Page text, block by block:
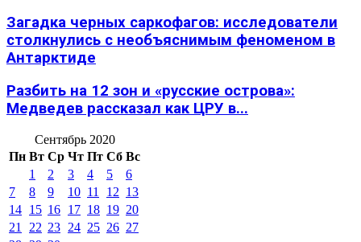
Загадка черных саркофагов: исследователи
столкнулись с необъяснимым феноменом в
Антарктиде
Разбить на 12 зон и «русские острова»:
Медведев рассказал как ЦРУ в...
Сентябрь 2020
Пн Вт Ср Чт Пт Сб Вс
1
2 3 4 5
6
7
8 9 10 11 12 13
14 15 16 17 18 19 20
21
22 23 24 25 26 27